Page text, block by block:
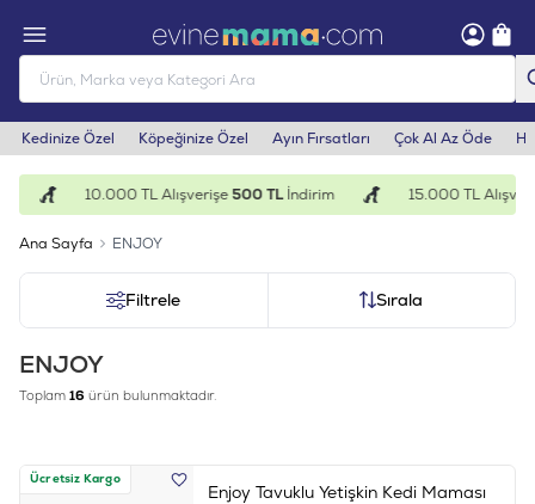
Kedinize Özel Köpeğinize Özel Ayın Fırsatları Çok Al Az Öde
10.000 TL Alışverişe500 TLİndirim 15.000 TL
Ana Sayfa ENJOY
Filtrele Sırala
ENJOY
Toplam 16 ürün bulunmaktadır.
Ücretsiz Kargo
Enjoy Tavuklu Yetişkin Kedi Maması